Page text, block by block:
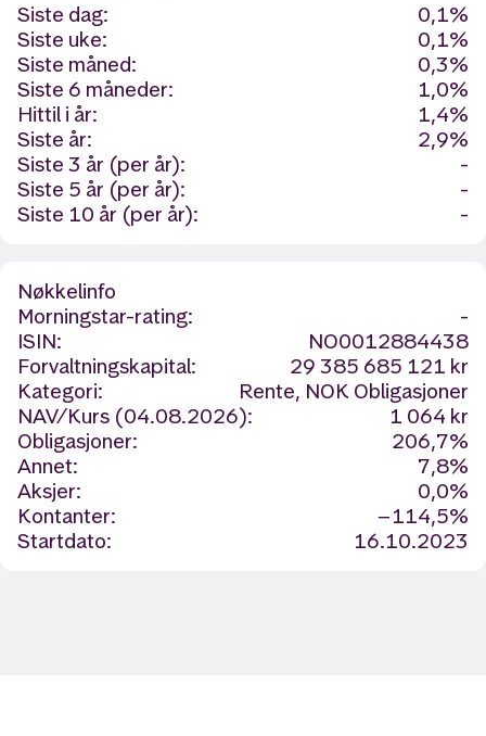
Siste dag:
0,1%
Siste uke:
0,1%
Siste måned:
0,3%
Siste 6 måneder:
1,0%
Hittil i år:
1,4%
Siste år:
2,9%
Siste 3 år (per år):
-
Siste 5 år (per år):
-
Siste 10 år (per år):
-
Nøkkelinfo
Morningstar-rating:
-
ISIN:
NO0012884438
Forvaltningskapital:
29 385 685 121 kr
Kategori:
Rente, NOK Obligasjoner
NAV/Kurs (04.08.2026):
1 064 kr
Obligasjoner:
206,7%
Annet:
7,8%
Aksjer:
0,0%
Kontanter:
−114,5%
Startdato:
16.10.2023